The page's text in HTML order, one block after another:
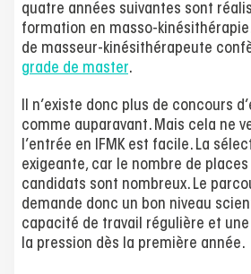
quatre années suivantes sont
formation en masso-
de masseur-kinésithérapeute
grade de master.
Il n’existe donc plus de concours
comme auparavant. Mais cela ne
l’entrée en IFMK est facile. La
exigeante, car le nombre de
candidats sont nombreux. Le
demande donc un bon niveau
capacité de travail régulière et
la pression dès la première année.